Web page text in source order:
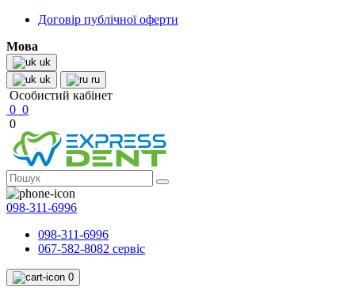
Договір публічної оферти
Мова
uk
uk
ru
Особистий кабінет
0 0
0
098-311-6996
098-311-6996
067-582-8082 сервіс
0